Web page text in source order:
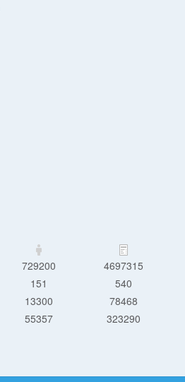
729200
4697315
151
540
13300
78468
55357 323290